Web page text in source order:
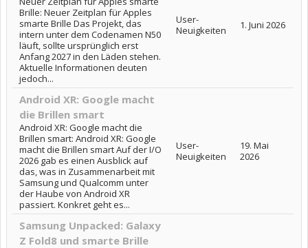
Brille: Neuer Zeitplan für Apples
smarte Brille Das Projekt, das
intern unter dem Codenamen N50
läuft, sollte ursprünglich erst
Anfang 2027 in den Läden stehen.
Aktuelle Informationen deuten
jedoch...
User-
Neuigkeiten
1. Juni 2026
Android XR: Google macht
die Brillen smart
Android XR: Google macht die
Brillen smart: Android XR: Google
macht die Brillen smart Auf der I/O
2026 gab es einen Ausblick auf
das, was in Zusammenarbeit mit
Samsung und Qualcomm unter
der Haube von Android XR
passiert. Konkret geht es...
User-
Neuigkeiten
19. Mai
2026
Samsung Unpacked: Galaxy
Z Fold8 und smarte Brille